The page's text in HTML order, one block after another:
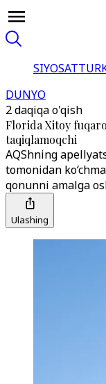
SIYOSAT
DUNYO
2 daqiqa o'qish
Florida Xitoy
taqiqlamoqchi
AQShning
tomonidan
qonunni amalga
Ulashing